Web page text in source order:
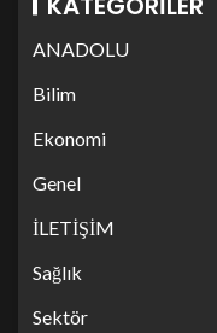
ANADOLU
Bilim
Ekonomi
Genel
İLETİŞİM
Sağlık
Sektör